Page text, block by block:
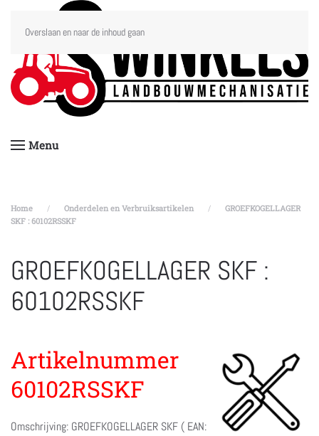
Overslaan en naar de inhoud gaan
Menu
Home Onderdelen en Verbruiksartikelen
GROEFKOGELLAGER
SKF : 60102RSSKF
GROEFKOGELLAGER SKF :
60102RSSKF
Artikelnummer
60102RSSKF
Omschrijving: GROEFKOGELLAGER SKF ( EAN: